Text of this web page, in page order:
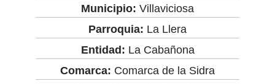
Municipio: Villaviciosa
Parroquia: La Llera
Entidad: La Cabañona
Comarca: Comarca de la Sidra